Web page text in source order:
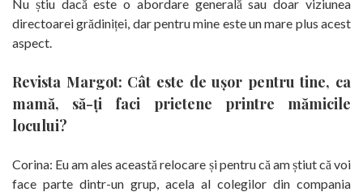
Nu știu dacă este o abordare generală sau doar viziunea
directoarei grădiniței, dar pentru mine este un mare plus acest
aspect.
Revista Margot: Cât este de ușor pentru tine, ca
mamă, să-ți faci prietene printre mămicile
locului?
Corina: Eu am ales această relocare și pentru că am știut că voi
face parte dintr-un grup, acela al colegilor din compania